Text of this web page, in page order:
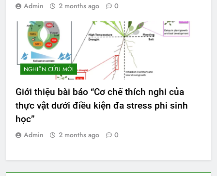
Admin 2 months ago 0
NGHIÊN CỨU MỚI
Giới thiệu bài báo “Cơ chế thích nghi của
thực vật dưới điều kiện đa stress phi sinh
học”
Admin 2 months ago 0